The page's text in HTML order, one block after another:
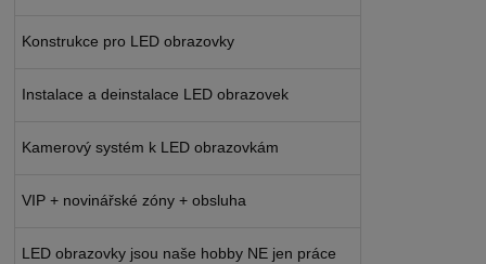
Konstrukce pro LED obrazovky
Instalace a deinstalace LED obrazovek
Kamerový systém k LED obrazovkám
VIP + novinářské zóny + obsluha
LED obrazovky jsou naše hobby NE jen práce